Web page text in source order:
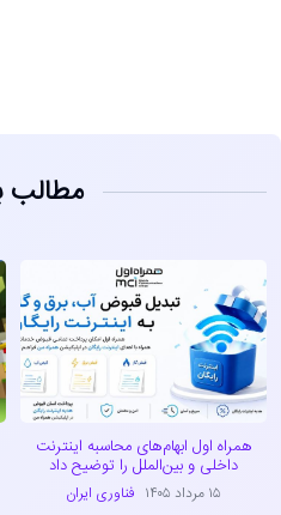
مطالب
همراه اول ابهام‌های محاسبه اینترنت
داخلی و بین‌الملل را توضیح داد
۱۵ مرداد ۱۴۰۵ فناوری ایران